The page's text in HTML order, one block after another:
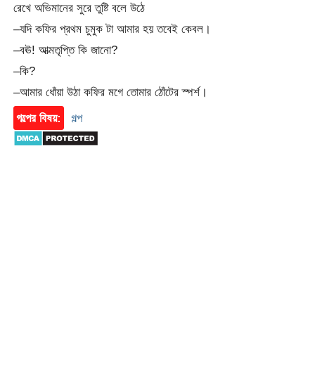
রেখে অভিমানের সুরে তুষ্টি বলে উঠে
–যদি কফির প্রথম চুমুক টা আমার হয় তবেই কেবল।
–বঊ! আত্মতৃপ্তি কি জানো?
–কি?
–আমার ধোঁয়া উঠা কফির মগে তোমার ঠোঁটের স্পর্শ।
গল্পের বিষয়:
গল্প